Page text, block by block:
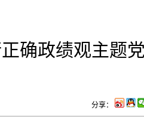
确政绩观主题
分享：